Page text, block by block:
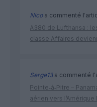
Nicoa commenté
A380 de Lufthansa :
classe Affaires
Serge13a commenté
Pointe‑à‑Pitre –
aérien vers l’Amérique